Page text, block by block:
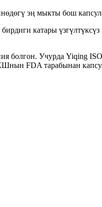
эң мыкты бош
катары
болгон. Учурда Yiqing
FDA тарабынан